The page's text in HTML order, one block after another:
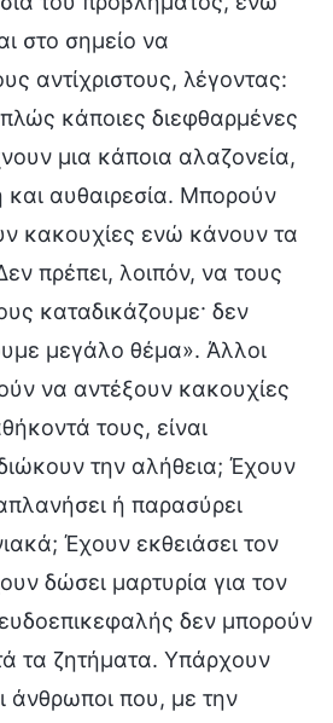
στο σημείο να
αντίχριστους, λέγοντας:
κάποιες διεφθαρμένες
μια κάποια αλαζονεία,
αυθαιρεσία. Μπορούν
κακουχίες ενώ κάνουν τα
πρέπει, λοιπόν, να τους
καταδικάζουμε· δεν
μεγάλο θέμα». Άλλοι
να αντέξουν κακουχίες
τους, είναι
την αλήθεια; Έχουν
ή παρασύρει
Έχουν εκθειάσει τον
δώσει μαρτυρία για τον
δεν μπορούν
τα ζητήματα. Υπάρχουν
άνθρωποι που, με την